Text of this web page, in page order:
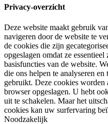
Privacy-overzicht
Deze website maakt gebruik
navigeren door de website te
de cookies die zijn
opgeslagen omdat ze
basisfuncties van de website.
die ons helpen te analyseren
gebruikt. Deze cookies
browser opgeslagen. U hebt
uit te schakelen. Maar het
cookies kan uw surfervaring
Noodzakelijk